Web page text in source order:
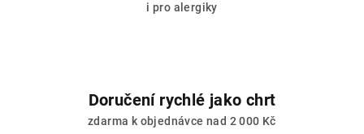
i pro alergiky
Doručení rychlé jako chrt
zdarma k objednávce nad 2 000 Kč